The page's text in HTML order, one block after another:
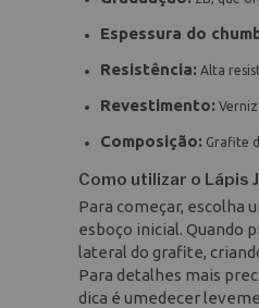
Espessura do
Resistência: Alta
Revestimento: Verniz
Composição: Grafite
Como utilizar o Lápis
Para começar, escolha
esboço inicial. Quando
lateral do grafite,
Para detalhes mais
dica é umedecer